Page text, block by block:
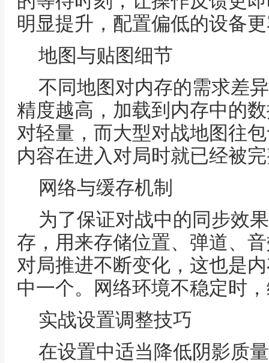
明显提升，配置偏低的设备
地图与贴图细节
不同地图对内存的需求差
精度越高，加载到内存中的
对轻量，而大型对战地图往
内容在进入对局时就已经被
网络与缓存机制
为了保证对战中的同步效
存，用来存储位置、弹道、
对局推进不断变化，这也是
中一个。网络环境不稳定时
实战设置调整技巧
在设置中适当降低阴影质